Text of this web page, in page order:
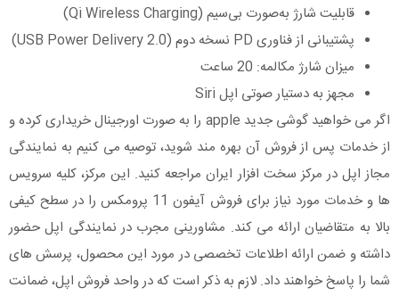
قابلیت شارژ به‌صورت بی‌سیم (Qi Wireless Charging)
پشتیبانی از فناوری PD نسخه دوم (USB Power Delivery 2.0)
میزان شارژ مکالمه: 20 ساعت
مجهز به دستیار صوتی اپل Siri
اگر می خواهید گوشی جدید apple را به صورت اورجینال خریداری کرده و
از خدمات پس از فروش آن بهره مند شوید، توصیه می کنیم به نمایندگی
مجاز اپل در مرکز سخت افزار ایران مراجعه کنید. این مرکز، کلیه سرویس
ها و خدمات مورد نیاز برای فروش آیفون 11 پرومکس را در سطح کیفی
بالا به متقاضیان ارائه می کند. مشاورینی مجرب در نمایندگی اپل حضور
داشته و ضمن ارائه اطلاعات تخصصی در مورد این محصول، پرسش های
شما را پاسخ خواهند داد. لازم به ذکر است که در واحد فروش اپل، ضمانت